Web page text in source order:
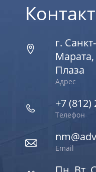
г.
Плаза
Адрес
+7 (812)
Телефон
Email